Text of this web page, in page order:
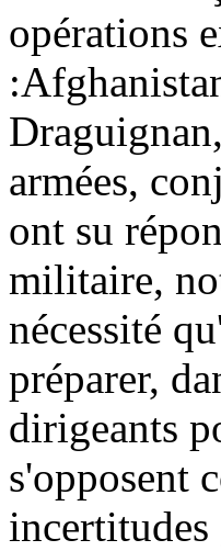
opérations
armées,
ont su
militaire,
nécessité
préparer,
dirigeants
s'opposent
incertitudes